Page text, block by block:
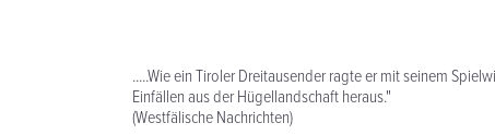
.....Wie ein Tiroler Dreitausender ragte er mit seinem
Einfällen aus der Hügellandschaft heraus."
(Westfälische Nachrichten)